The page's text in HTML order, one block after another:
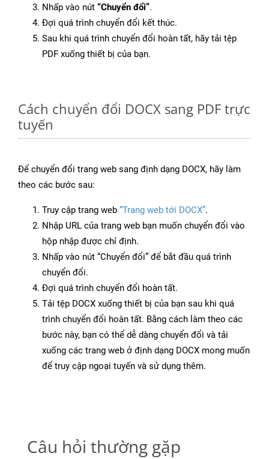
Nhấp vào nút “Chuyển đổi”.
Đợi quá trình chuyển đổi kết thúc.
Sau khi quá trình chuyển đổi hoàn tất, hãy tải tệp
PDF xuống thiết bị của bạn.
Cách chuyển đổi DOCX sang PDF trực
tuyến
Để chuyển đổi trang web sang định dạng DOCX, hãy làm
theo các bước sau:
Truy cập trang web “Trang web tới DOCX”.
Nhập URL của trang web bạn muốn chuyển đổi vào
hộp nhập được chỉ định.
Nhấp vào nút “Chuyển đổi” để bắt đầu quá trình
chuyển đổi.
Đợi quá trình chuyển đổi hoàn tất.
Tải tệp DOCX xuống thiết bị của bạn sau khi quá
trình chuyển đổi hoàn tất. Bằng cách làm theo các
bước này, bạn có thể dễ dàng chuyển đổi và tải
xuống các trang web ở định dạng DOCX mong muốn
để truy cập ngoại tuyến và sử dụng thêm.
Câu hỏi thường gặp